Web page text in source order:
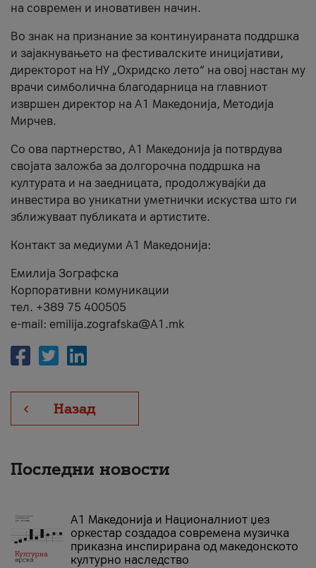
на современ и иновативен начин.
Во знак на признание за континуираната поддршка
и зајакнувањето на фестивалските иницијативи,
директорот на НУ „Охридско лето“ на овој настан му
врачи симболична благодарница на главниот
извршен директор на A1 Македонија, Методија
Мирчев.
Со ова партнерство, A1 Македонија ја потврдува
својата заложба за долгорочна поддршка на
културата и на заедницата, продолжувајќи да
инвестира во уникатни уметнички искуства што ги
зближуваат публиката и артистите.
Контакт за медиуми А1 Македонија:
Емилија Зографска
Корпоративни комуникации
тел. +389 75 400505
e-mail: emilija.zografska@A1.mk
Назад
Последни новости
А1 Македонија и Националниот џез
оркестар создадоа современа музичка
приказна инспирирана од македонското
културно наследство